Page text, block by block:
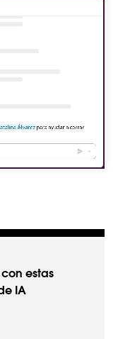
estas
IA